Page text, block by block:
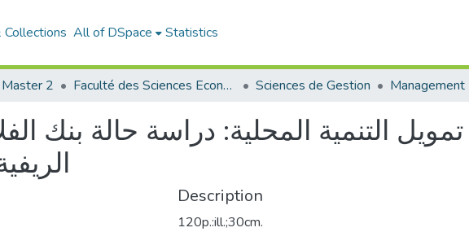
Collections All of DSpace Statistics
2 Faculté des Sciences Economiques, Commerciales et des Sciences de Gestion Sciences de Gestion Management
التنمية المحلية: دراسة حالة بنك
Description
120p.:ill.;30cm.